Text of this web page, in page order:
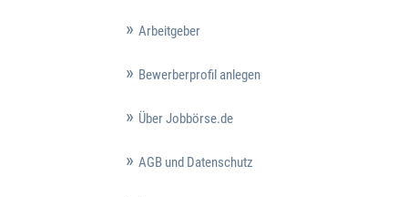
Arbeitgeber
Bewerberprofil anlegen
Über Jobbörse.de
AGB und Datenschutz